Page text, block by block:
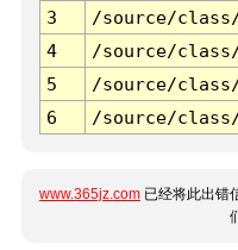
3 /source/
4
/source/
5
/source/
6
/source/
www.365jz.com 已经将此出错